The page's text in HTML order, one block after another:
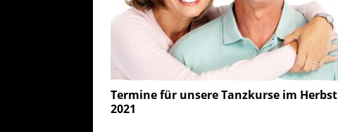
Termine für unsere Tanzkurse im Herbst
2021